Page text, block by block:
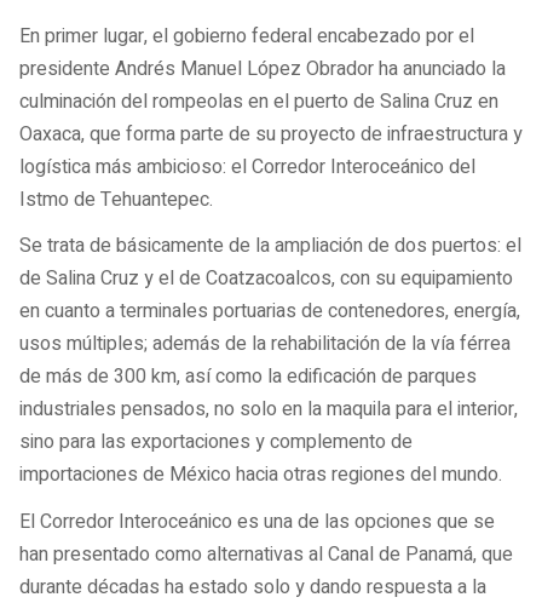
En primer lugar, el gobierno federal encabezado por el
presidente Andrés Manuel López Obrador ha anunciado la
culminación del rompeolas en el puerto de Salina Cruz en
Oaxaca, que forma parte de su proyecto de infraestructura y
logística más ambicioso: el Corredor Interoceánico del
Istmo de Tehuantepec.
Se trata de básicamente de la ampliación de dos puertos: el
de Salina Cruz y el de Coatzacoalcos, con su equipamiento
en cuanto a terminales portuarias de contenedores, energía,
usos múltiples; además de la rehabilitación de la vía férrea
de más de 300 km, así como la edificación de parques
industriales pensados, no solo en la maquila para el interior,
sino para las exportaciones y complemento de
importaciones de México hacia otras regiones del mundo.
El Corredor Interoceánico es una de las opciones que se
han presentado como alternativas al Canal de Panamá, que
durante décadas ha estado solo y dando respuesta a la